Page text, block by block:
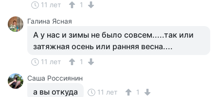
11 лет
1
Галина Ясная
А у нас и зимы не было совсем.....так или
затяжная осень или ранняя весна....
11 лет
1
Саша Россиянин
а вы откуда 11 лет 1